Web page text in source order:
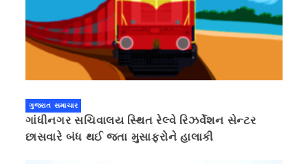
ગુજરાત સમાચાર
ગાંધીનગર સચિવાલય સ્થિત રેલ્વે રિઝર્વેશન સેન્ટર
છાસવારે બંધ થઈ જતા મુસાફરોને હાલાકી